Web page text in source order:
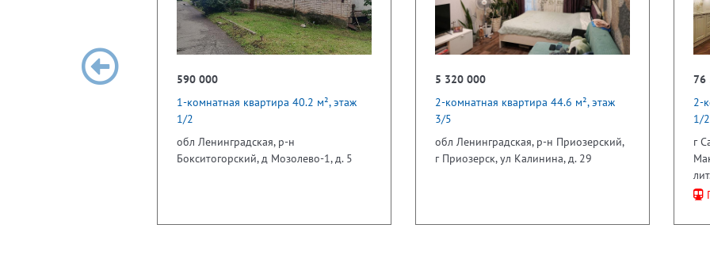
590 000
1-комнатная квартира 40.2 м², этаж
1/2
обл Ленинградская, р-н
Бокситогорский, д Мозолево-1, д. 5
5 320 000
2-комнатная квартира 44.6 м², этаж
3/5
обл Ленинградская, р-н Приозерский,
г Приозерск, ул Калинина, д. 29
76
2-
1/2
г